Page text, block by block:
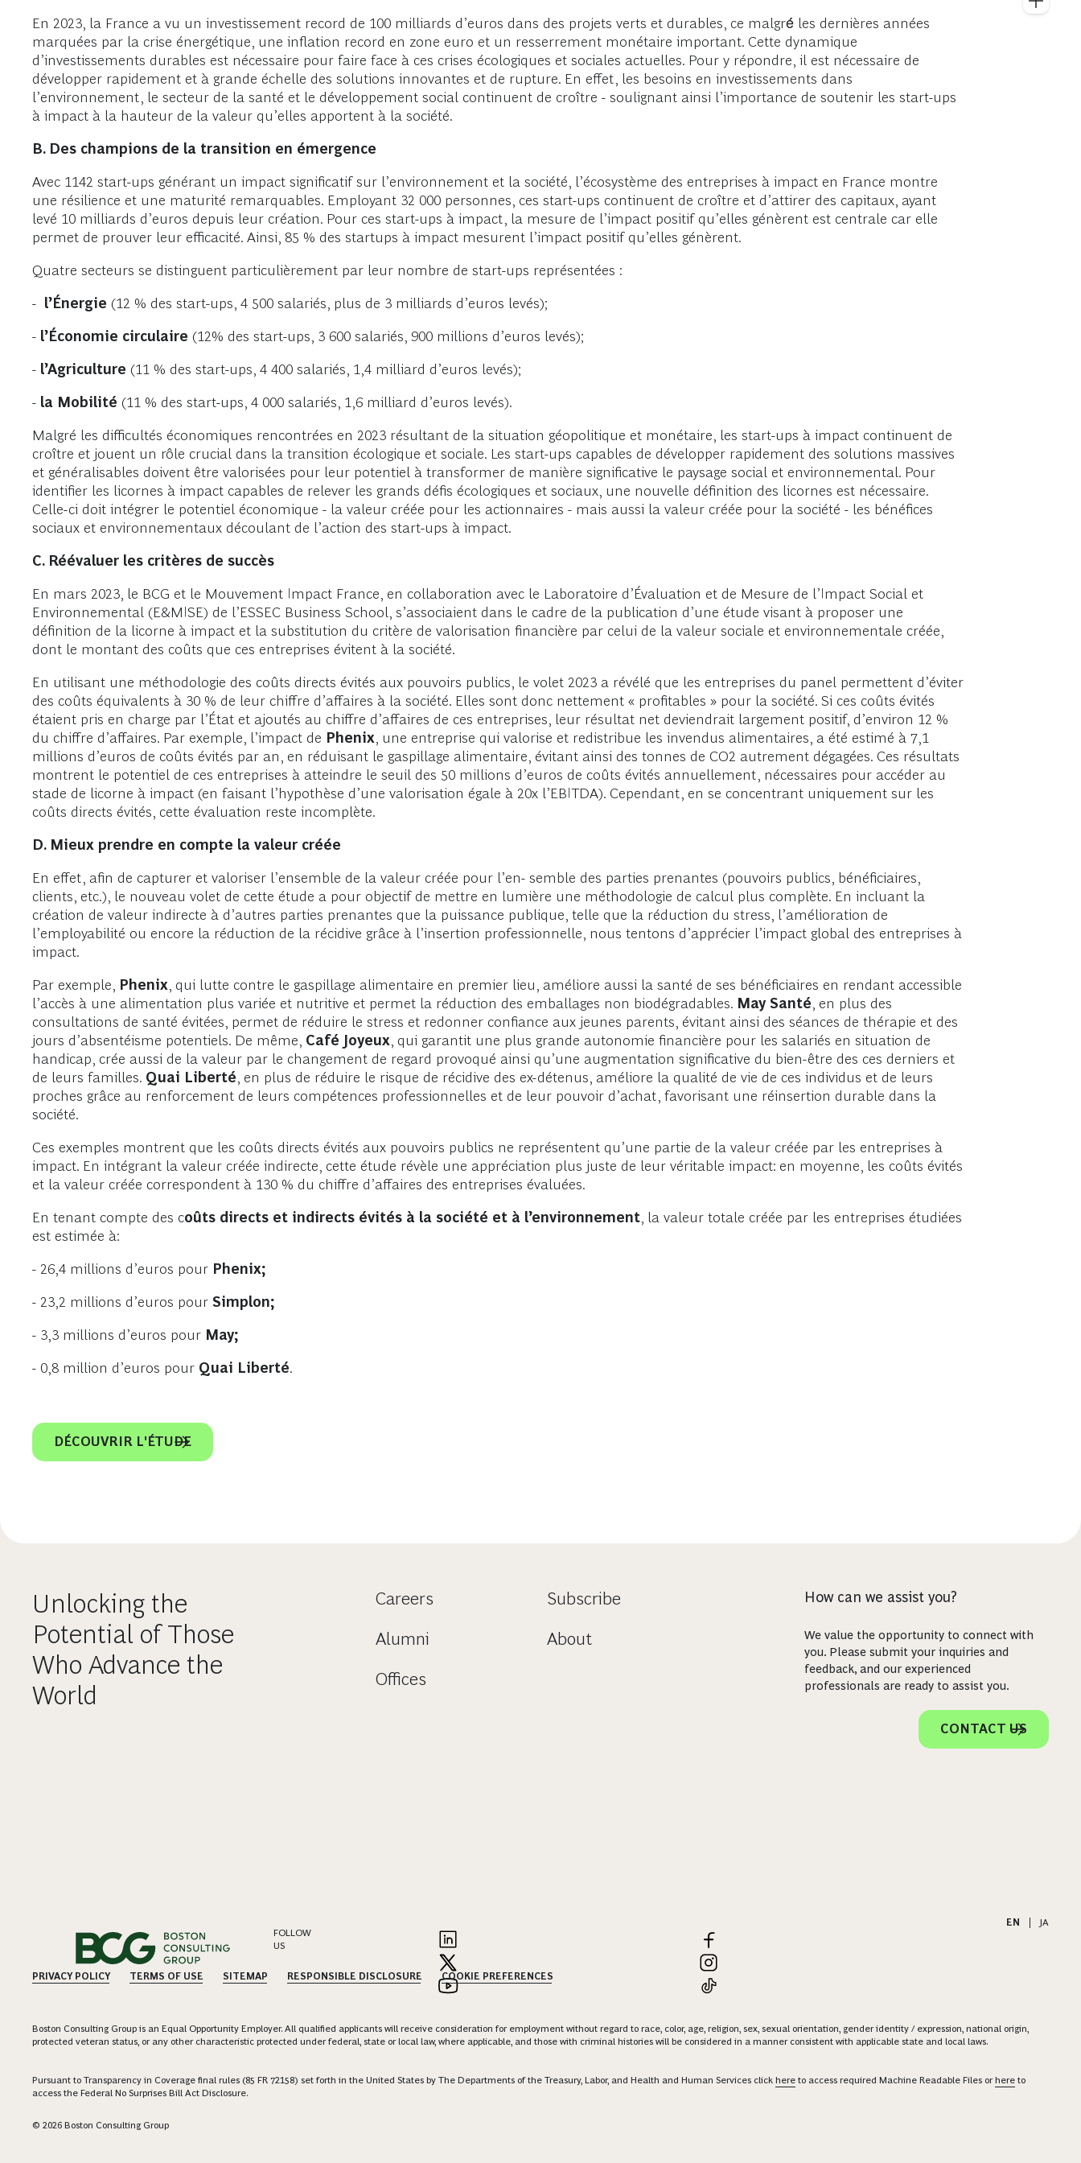
En 2023, la France a vu un investissement record de 100 milliards d’euros dans des projets verts et durables, ce malgré́ les dernières années
marquées par la crise énergétique, une inflation record en zone euro et un resserrement monétaire important. Cette dynamique
d’investissements durables est nécessaire pour faire face à ces crises écologiques et sociales actuelles. Pour y répondre, il est nécessaire de
développer rapidement et à grande échelle des solutions innovantes et de rupture. En effet, les besoins en investissements dans
l’environnement, le secteur de la santé et le développement social continuent de croître - soulignant ainsi l’importance de soutenir les start-ups
à impact à la hauteur de la valeur qu’elles apportent à la société.
B. Des champions de la transition en émergence
Avec 1142 start-ups générant un impact significatif sur l’environnement et la société, l’écosystème des entreprises à impact en France montre
une résilience et une maturité remarquables. Employant 32 000 personnes, ces start-ups continuent de croître et d’attirer des capitaux, ayant
levé 10 milliards d’euros depuis leur création. Pour ces start-ups à impact, la mesure de l’impact positif qu’elles génèrent est centrale car elle
permet de prouver leur efficacité. Ainsi, 85 % des startups à impact mesurent l’impact positif qu’elles génèrent.
Quatre secteurs se distinguent particulièrement par leur nombre de start-ups représentées :
- l’Énergie (12 % des start-ups, 4 500 salariés, plus de 3 milliards d’euros levés);
- l’Économie circulaire (12% des start-ups, 3 600 salariés, 900 millions d’euros levés);
- l’Agriculture (11 % des start-ups, 4 400 salariés, 1,4 milliard d’euros levés);
- la Mobilité (11 % des start-ups, 4 000 salariés, 1,6 milliard d’euros levés).
Malgré les difficultés économiques rencontrées en 2023 résultant de la situation géopolitique et monétaire, les start-ups à impact continuent de
croître et jouent un rôle crucial dans la transition écologique et sociale. Les start-ups capables de développer rapidement des solutions massives
et généralisables doivent être valorisées pour leur potentiel à transformer de manière significative le paysage social et environnemental. Pour
identifier les licornes à impact capables de relever les grands défis écologiques et sociaux, une nouvelle définition des licornes est nécessaire.
Celle-ci doit intégrer le potentiel économique - la valeur créée pour les actionnaires - mais aussi la valeur créée pour la société - les bénéfices
sociaux et environnementaux découlant de l’action des start-ups à impact.
C. Réévaluer les critères de succès
En mars 2023, le BCG et le Mouvement Impact France, en collaboration avec le Laboratoire d’Évaluation et de Mesure de l’Impact Social et
Environnemental (E&MISE) de l’ESSEC Business School, s’associaient dans le cadre de la publication d’une étude visant à proposer une
définition de la licorne à impact et la substitution du critère de valorisation financière par celui de la valeur sociale et environnementale créée,
dont le montant des coûts que ces entreprises évitent à la société.
En utilisant une méthodologie des coûts directs évités aux pouvoirs publics, le volet 2023 a révélé que les entreprises du panel permettent d’éviter
des coûts équivalents à 30 % de leur chiffre d’affaires à la société. Elles sont donc nettement « profitables » pour la société. Si ces coûts évités
étaient pris en charge par l’État et ajoutés au chiffre d’affaires de ces entreprises, leur résultat net deviendrait largement positif, d’environ 12 %
du chiffre d’affaires. Par exemple, l’impact de Phenix, une entreprise qui valorise et redistribue les invendus alimentaires, a été estimé à 7,1
millions d’euros de coûts évités par an, en réduisant le gaspillage alimentaire, évitant ainsi des tonnes de CO2 autrement dégagées. Ces résultats
montrent le potentiel de ces entreprises à atteindre le seuil des 50 millions d’euros de coûts évités annuellement, nécessaires pour accéder au
stade de licorne à impact (en faisant l’hypothèse d’une valorisation égale à 20x l’EBITDA). Cependant, en se concentrant uniquement sur les
coûts directs évités, cette évaluation reste incomplète.
D. Mieux prendre en compte la valeur créée
En effet, afin de capturer et valoriser l’ensemble de la valeur créée pour l’en- semble des parties prenantes (pouvoirs publics, bénéficiaires,
clients, etc.), le nouveau volet de cette étude a pour objectif de mettre en lumière une méthodologie de calcul plus complète. En incluant la
création de valeur indirecte à d’autres parties prenantes que la puissance publique, telle que la réduction du stress, l’amélioration de
l’employabilité ou encore la réduction de la récidive grâce à l’insertion professionnelle, nous tentons d’apprécier l’impact global des entreprises à
impact.
Par exemple, Phenix, qui lutte contre le gaspillage alimentaire en premier lieu, améliore aussi la santé de ses bénéficiaires en rendant accessible
l’accès à une alimentation plus variée et nutritive et permet la réduction des emballages non biodégradables. May Santé, en plus des
consultations de santé évitées, permet de réduire le stress et redonner confiance aux jeunes parents, évitant ainsi des séances de thérapie et des
jours d’absentéisme potentiels. De même, Café Joyeux, qui garantit une plus grande autonomie financière pour les salariés en situation de
handicap, crée aussi de la valeur par le changement de regard provoqué ainsi qu’une augmentation significative du bien-être des ces derniers et
de leurs familles. Quai Liberté, en plus de réduire le risque de récidive des ex-détenus, améliore la qualité de vie de ces individus et de leurs
proches grâce au renforcement de leurs compétences professionnelles et de leur pouvoir d’achat, favorisant une réinsertion durable dans la
société.
Ces exemples montrent que les coûts directs évités aux pouvoirs publics ne représentent qu’une partie de la valeur créée par les entreprises à
impact. En intégrant la valeur créée indirecte, cette étude révèle une appréciation plus juste de leur véritable impact: en moyenne, les coûts évités
et la valeur créée correspondent à 130 % du chiffre d’affaires des entreprises évaluées.
En tenant compte des coûts directs et indirects évités à la société et à l’environnement, la valeur totale créée par les entreprises étudiées
est estimée à:
- 26,4 millions d’euros pour Phenix;
- 23,2 millions d’euros pour Simplon;
- 3,3 millions d’euros pour May;
- 0,8 million d’euros pour Quai Liberté.
DÉCOUVRIR L'ÉTUDE
Unlocking the
Potential of Those
Who Advance the
World
Careers
Alumni
Offices
Subscribe
About
How can we assist you?
We value the opportunity to connect with
you. Please submit your inquiries and
feedback, and our experienced
professionals are ready to assist you.
CONTACT US
EN
JA
FOLLOW
US
PRIVACY POLICY TERMS OF USE SITEMAP RESPONSIBLE DISCLOSURE COOKIE PREFERENCES
Boston Consulting Group is an Equal Opportunity Employer. All qualified applicants will receive consideration for employment without regard to race, color, age, religion, sex, sexual orientation, gender identity / expression, national origin,
protected veteran status, or any other characteristic protected under federal, state or local law, where applicable, and those with criminal histories will be considered in a manner consistent with applicable state and local laws.
Pursuant to Transparency in Coverage final rules (85 FR 72158) set forth in the United States by The Departments of the Treasury, Labor, and Health and Human Services click here to access required Machine Readable Files orhere to
access the Federal No Surprises Bill Act Disclosure.
© 2026 Boston Consulting Group